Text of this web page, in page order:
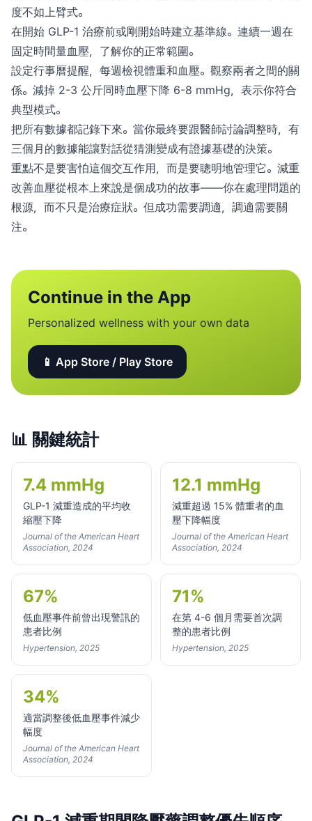
度不如上臂式。
在開始 GLP-1 治療前或剛開始時建立基準線。連續一週在
固定時間量血壓，了解你的正常範圍。
設定行事曆提醒，每週檢視體重和血壓。觀察兩者之間的關
係。減掉 2-3 公斤同時血壓下降 6-8 mmHg，表示你符合
典型模式。
把所有數據都記錄下來。當你最終要跟醫師討論調整時，有
三個月的數據能讓對話從猜測變成有證據基礎的決策。
重點不是要害怕這個交互作用，而是要聰明地管理它。減重
改善血壓從根本上來說是個成功的故事——你在處理問題的
根源，而不只是治療症狀。但成功需要調適，調適需要關
注。
Continue in the App
Personalized wellness with your own data
📱 App Store / Play Store
📊 關鍵統計
7.4 mmHg
GLP-1 減重造成的平均收
縮壓下降
Journal of the American Heart
Association, 2024
12.1 mmHg
減重超過 15% 體重者的血
壓下降幅度
Journal of the American Heart
Association, 2024
67%
低血壓事件前曾出現警訊的
患者比例
Hypertension, 2025
71%
在第 4-6 個月需要首次調
整的患者比例
Hypertension, 2025
34%
適當調整後低血壓事件減少
幅度
Journal of the American Heart
Association, 2024